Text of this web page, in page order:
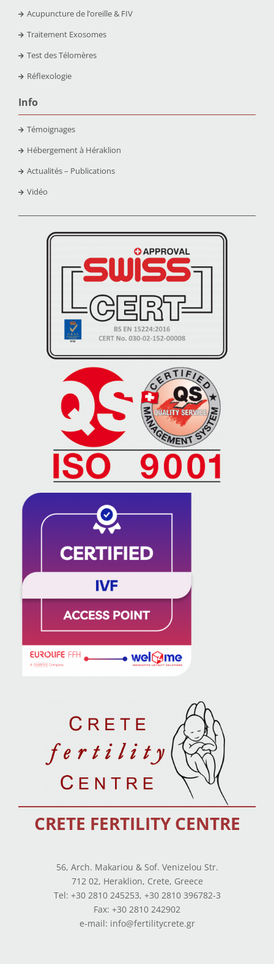
Acupuncture de l’oreille & FIV
Traitement Exosomes
Test des Télomères
Réflexologie
Info
Témoignages
Hébergement à Héraklion
Actualités – Publications
Vidéo
CRETE FERTILITY CENTRE
56, Arch. Makariou & Sof. Venizelou Str.
712 02, Heraklion, Crete, Greece
Tel: +30 2810 245253, +30 2810 396782-3
Fax: +30 2810 242902
e-mail: info@fertilitycrete.gr